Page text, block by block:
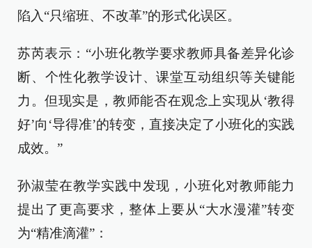
陷入“只缩班、不改革”的形式化误区。
苏芮表示：“小班化教学要求教师具备差异化诊
断、个性化教学设计、课堂互动组织等关键能
力。但现实是，教师能否在观念上实现从‘教得
好’向‘导得准’的转变，直接决定了小班化的实践
成效。”
孙淑莹在教学实践中发现，小班化对教师能力
提出了更高要求，整体上要从“大水漫灌”转变
为“精准滴灌”：